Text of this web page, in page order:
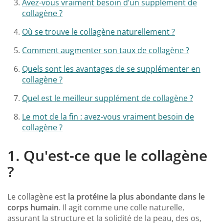
Avez-vous vraiment besoin d’un supplément de
collagène ?
Où se trouve le collagène naturellement ?
Comment augmenter son taux de collagène ?
Quels sont les avantages de se supplémenter en
collagène ?
Quel est le meilleur supplément de collagène ?
Le mot de la fin : avez-vous vraiment besoin de
collagène ?
1. Qu'est-ce que le collagène
?
Le collagène est la protéine la plus abondante dans le
corps humain. Il agit comme une colle naturelle,
assurant la structure et la solidité de la peau, des os,